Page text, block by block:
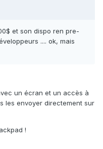
et son dispo ren pre-
.... ok, mais
un écran et un accès à
les envoyer directement sur
!